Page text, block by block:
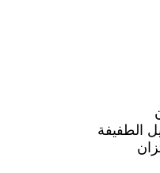
الطفيفة